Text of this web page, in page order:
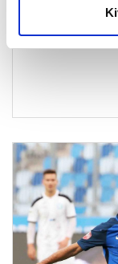
teljesértékű